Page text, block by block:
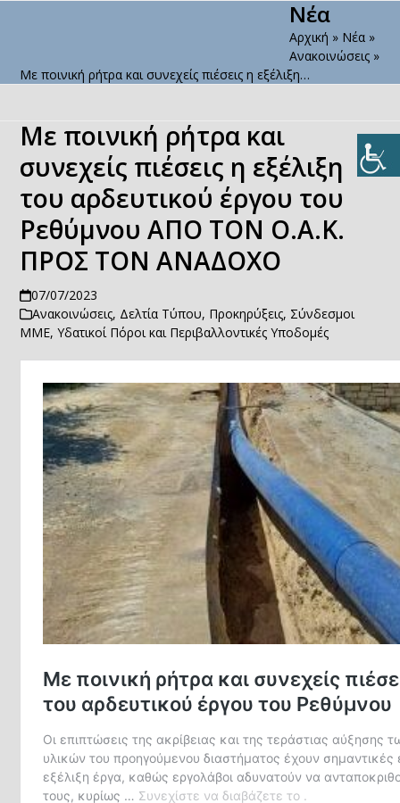
menu
menu
Νέα
Αρχική » Νέα»
Ανακοινώσεις»
Με ποινική ρήτρα και συνεχείς πιέσεις η εξέλιξη…
Με ποινική ρήτρα και
συνεχείς πιέσεις η εξέλιξη
του αρδευτικού έργου του
Ρεθύμνου ΑΠΟ ΤΟΝ Ο.Α.Κ.
ΠΡΟΣ ΤΟΝ ΑΝΑΔΟΧΟ
07/07/2023
Ανακοινώσεις, Δελτία Τύπου, Προκηρύξεις, Σύνδεσμοι
ΜΜΕ,Υδατικοί Πόροι και Περιβαλλοντικές Υποδομές